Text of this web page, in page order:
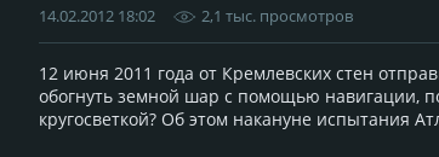
14.02.2012 18:02 2,1 тыс. просмотров
12 июня 2011 года от Кремлевских стен
обогнуть земной шар с помощью навигации,
кругосветкой? Об этом накануне испытания